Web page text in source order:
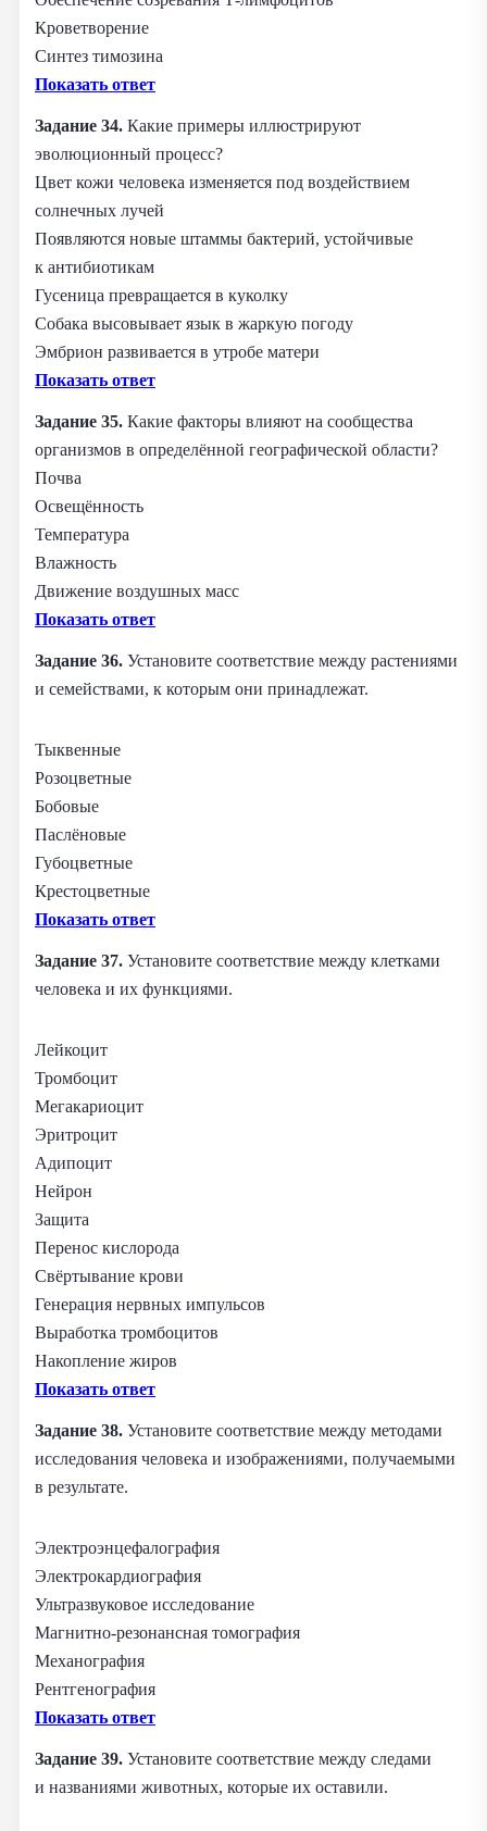
Кроветворение
Синтез тимозина
Показать ответ
Задание 34. Какие примеры иллюстрируют
эволюционный процесс?
Цвет кожи человека изменяется под воздействием
солнечных лучей
Появляются новые штаммы бактерий, устойчивые
к антибиотикам
Гусеница превращается в куколку
Собака высовывает язык в жаркую погоду
Эмбрион развивается в утробе матери
Показать ответ
Задание 35. Какие факторы влияют на сообщества
организмов в определённой географической области?
Почва
Освещённость
Температура
Влажность
Движение воздушных масс
Показать ответ
Задание 36. Установите соответствие между растениями
и семействами, к которым они принадлежат.
Тыквенные
Розоцветные
Бобовые
Паслёновые
Губоцветные
Крестоцветные
Показать ответ
Задание 37. Установите соответствие между клетками
человека и их функциями.
Лейкоцит
Тромбоцит
Мегакариоцит
Эритроцит
Адипоцит
Нейрон
Защита
Перенос кислорода
Свёртывание крови
Генерация нервных импульсов
Выработка тромбоцитов
Накопление жиров
Показать ответ
Задание 38. Установите соответствие между методами
исследования человека и изображениями, получаемыми
в результате.
Электроэнцефалография
Электрокардиография
Ультразвуковое исследование
Магнитно‑резонансная томография
Механография
Рентгенография
Показать ответ
Задание 39. Установите соответствие между следами
и названиями животных, которые их оставили.